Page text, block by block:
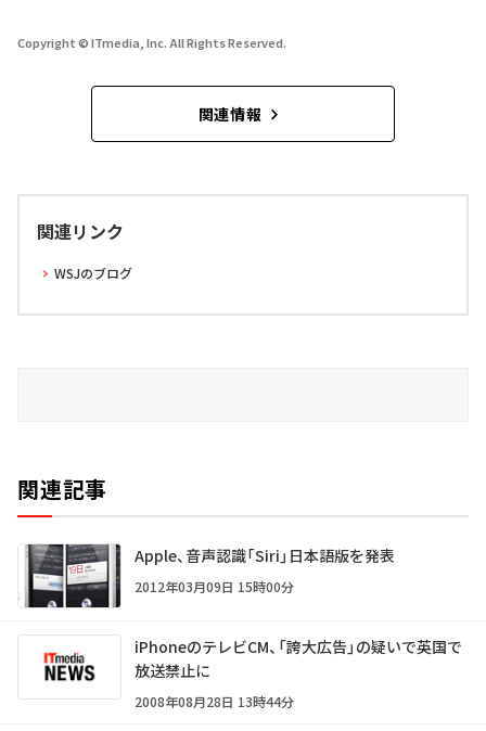
Copyright © ITmedia, Inc. All Rights Reserved.
関連情報
関連リンク
WSJのブログ
関連記事
Apple、音声認識「Siri」日本語版を発表
2012年03月09日 15時00分
iPhoneのテレビCM、「誇大広告」の疑いで英国で
放送禁止に
2008年08月28日 13時44分